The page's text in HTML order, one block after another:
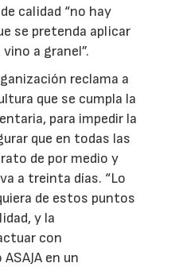
calidad “no hay
se pretenda aplicar
a granel”.
reclama a
que se cumpla la
para impedir la
que en todas las
de por medio y
a treinta días. “Lo
de estos puntos
y la
con
en un